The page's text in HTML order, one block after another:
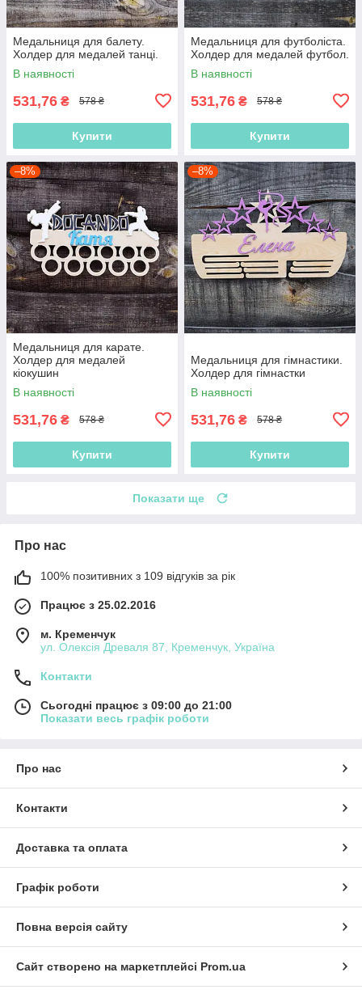
Медальниця для балету.
Холдер для медалей танці.
В наявності
531,76 ₴ 578 ₴
Купити
Медальниця для футболіста.
Холдер для медалей футбол.
В наявності
531,76 ₴ 578 ₴
Купити
–8%
Медальниця для карате.
Холдер для медалей
кіокушин
В наявності
531,76 ₴ 578 ₴
Купити
–8%
Медальниця для гімнастики.
Холдер для гімнастки
В наявності
531,76 ₴ 578 ₴
Купити
Показати ще
Про нас
100% позитивних з 109 відгуків за рік
Працює з 25.02.2016
м. Кременчук
ул. Олексія Древаля 87, Кременчук, Україна
Контакти
Сьогодні працює з 09:00 до 21:00
Показати весь графік роботи
Про нас
Контакти
Доставка та оплата
Графік роботи
Повна версія сайту
Сайт створено на маркетплейсі Prom.ua